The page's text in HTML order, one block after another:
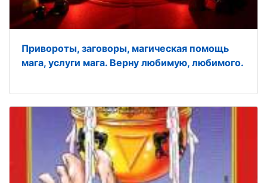
Привороты, заговоры, магическая помощь
мага, услуги мага. Верну любимую, любимого.